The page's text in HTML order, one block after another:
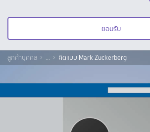
ยอมรับ
ลูกค้าบุคคล ... คิดแบบ Mark Zuckerberg